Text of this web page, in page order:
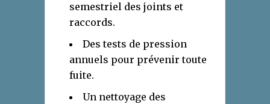
semestriel des joints et
raccords.
Des tests de pression
annuels pour prévenir toute
fuite.
Un nettoyage des